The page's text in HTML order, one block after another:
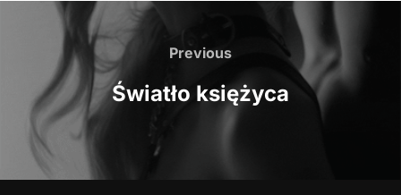
Nawigacja
wpisu
Previous
Previous
Światło księżyca